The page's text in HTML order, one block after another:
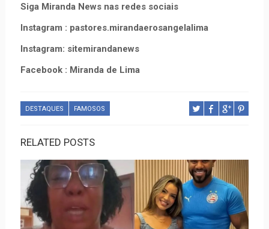
Siga Miranda News nas redes sociais
Instagram : pastores.mirandaerosangelalima
Instagram: sitemirandanews
Facebook : Miranda de Lima
DESTAQUES FAMOSOS
RELATED POSTS